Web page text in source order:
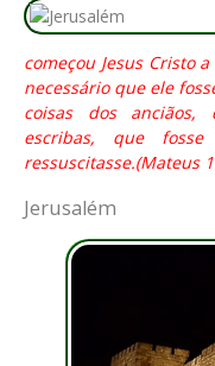
começou Jesus Cristo
necessário que ele
coisas dos anciãos,
escribas, que
ressuscitasse.(Mateus
Jerusalém